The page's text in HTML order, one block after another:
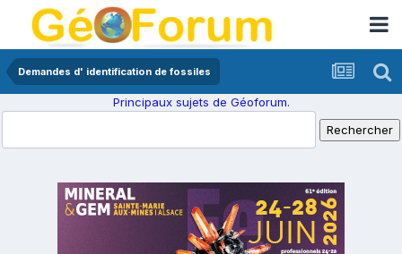
Demandes d' identification de fossiles
Principaux sujets de Géoforum.